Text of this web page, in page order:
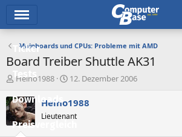
Ticker
Tests
Downloads
Preisvergleich
Mainboards und CPUs: Probleme mit AMD
Board Treiber Shuttle AK31
E
s
t
e
Heino1988
E
s
e
12. Dezember 2006
Heino1988
Lieutenant